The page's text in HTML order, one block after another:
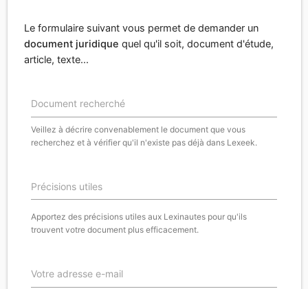
Le formulaire suivant vous permet de demander un
document juridique quel qu'il soit, document d'étude,
article, texte...
Document recherché
Veillez à décrire convenablement le document que vous
recherchez et à vérifier qu'il n'existe pas déjà dans Lexeek.
Précisions utiles
Apportez des précisions utiles aux Lexinautes pour qu'ils
trouvent votre document plus efficacement.
Votre adresse e-mail